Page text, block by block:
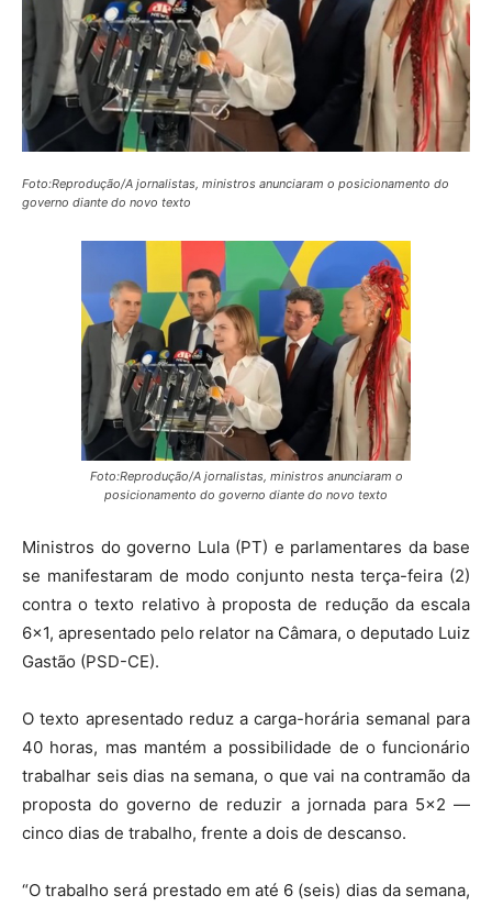
Foto:Reprodução/A jornalistas, ministros anunciaram o posicionamento do
governo diante do novo texto
Foto:Reprodução/A jornalistas, ministros anunciaram o
posicionamento do governo diante do novo texto
Ministros do governo Lula (PT) e parlamentares da base
se manifestaram de modo conjunto nesta terça-feira (2)
contra o texto relativo à proposta de redução da escala
6×1, apresentado pelo relator na Câmara, o deputado Luiz
Gastão (PSD-CE).
O texto apresentado reduz a carga-horária semanal para
40 horas, mas mantém a possibilidade de o funcionário
trabalhar seis dias na semana, o que vai na contramão da
proposta do governo de reduzir a jornada para 5×2 —
cinco dias de trabalho, frente a dois de descanso.
“O trabalho será prestado em até 6 (seis) dias da semana,